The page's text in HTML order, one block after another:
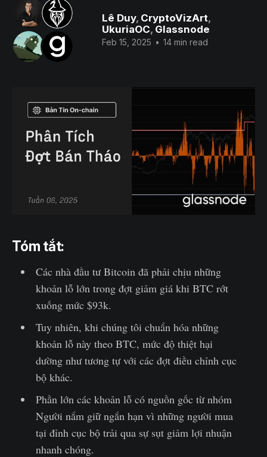
Lê Duy, CryptoVizArt,
UkuriaOC, Glassnode
Feb 15, 2025 • 14 min read
Tóm tắt:
Các nhà đầu tư Bitcoin đã phải chịu những
khoản lỗ lớn trong đợt giảm giá khi BTC rớt
xuống mức $93k.
Tuy nhiên, khi chúng tôi chuẩn hóa những
khoản lỗ này theo BTC, mức độ thiệt hại
dường như tương tự với các đợt điều chỉnh cục
bộ khác.
Phần lớn các khoản lỗ có nguồn gốc từ nhóm
Người nắm giữ ngắn hạn vì những người mua
tại đỉnh cục bộ trải qua sự sụt giảm lợi nhuận
nhanh chóng.